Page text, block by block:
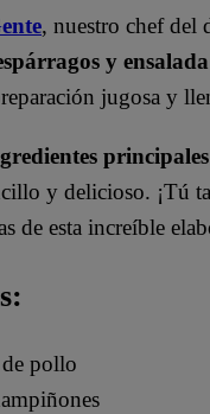
, nuestro chef del
y
jugosa y
principales
y delicioso. ¡Tú
de esta increíble
pollo